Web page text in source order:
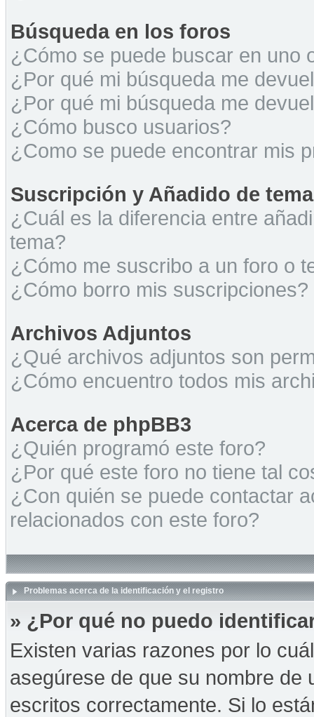
Búsqueda en los foros
¿Cómo se puede buscar en uno
¿Por qué mi búsqueda me
¿Por qué mi búsqueda me
¿Cómo busco usuarios?
¿Como se puede encontrar mis
Suscripción y Añadido de
¿Cuál es la diferencia entre
tema?
¿Cómo me suscribo a un foro o
¿Cómo borro mis suscripciones?
Archivos Adjuntos
¿Qué archivos adjuntos son
¿Cómo encuentro todos mis
Acerca de phpBB3
¿Quién programó este foro?
¿Por qué este foro no tiene tal
¿Con quién se puede contactar
relacionados con este foro?
Problemas acerca de la identificación y el registro
» ¿Por qué no puedo
Existen varias razones por lo
asegúrese de que su nombre
escritos correctamente. Si lo